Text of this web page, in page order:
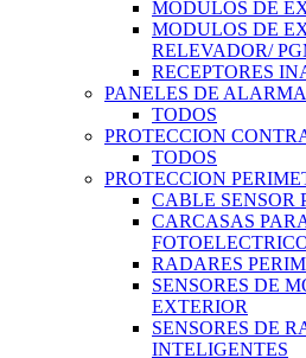
MODULOS DE
MODULOS DE
RELEVADOR/
RECEPTORES
PANELES DE ALARMA
TODOS
PROTECCION
TODOS
PROTECCION
CABLE SENSOR
CARCASAS
RADARES
SENSORES DE
EXTERIOR
SENSORES DE
INTELIGENTES